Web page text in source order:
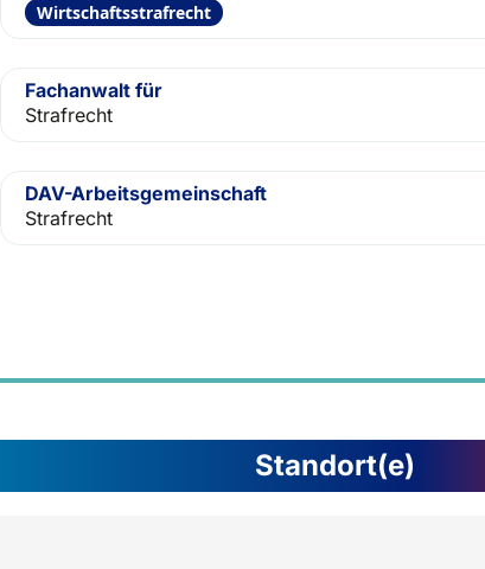
Wirtschaftsstrafrecht
Fachanwalt für
Strafrecht
DAV-Arbeitsgemeinschaft
Strafrecht
Standort(e)